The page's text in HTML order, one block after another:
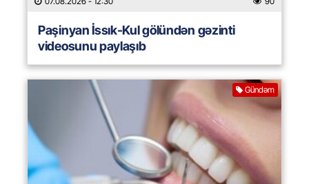
Paşinyan İssık-Kul gölündən gəzinti
videosunu paylaşıb
Gündəm